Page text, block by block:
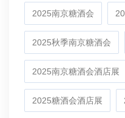
2025南京糖酒会
2025秋季南京糖酒会
2025南京糖酒会酒店展
2025糖酒会酒店展